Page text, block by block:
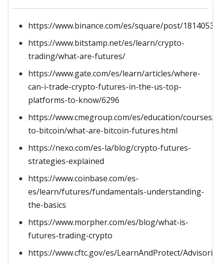
https://www.binance.com/es/square/post/
https://www.bitstamp.net/es/learn/crypto-
trading/what-are-futures/
https://www.gate.com/es/learn/articles/where-
can-i-trade-crypto-futures-in-the-us-top-
platforms-to-know/6296
https://www.cmegroup.com/es/education/courses/
to-bitcoin/what-are-bitcoin-futures.html
https://nexo.com/es-la/blog/crypto-futures-
strategies-explained
https://www.coinbase.com/es-
es/learn/futures/fundamentals-understanding-
the-basics
https://www.morpher.com/es/blog/what-is-
futures-trading-crypto
https://www.cftc.gov/es/LearnAndProtect/